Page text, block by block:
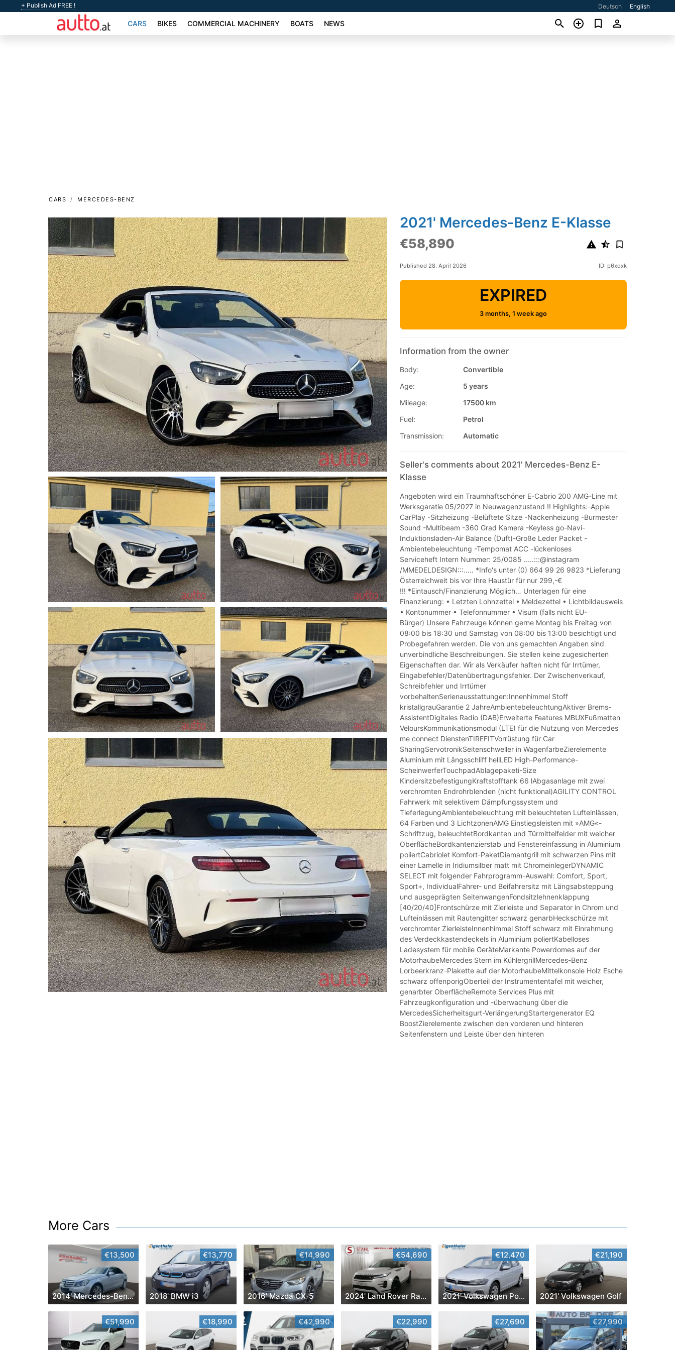
+ Publish Ad FREE ! Deutsch English
CARS BIKES COMMERCIAL MACHINERY BOATS NEWS
CARS MERCEDES-BENZ
2021' Mercedes-Benz E-Klasse
€58,890
Published 28. April 2026 ID: p6xqxk
EXPIRED
3 months, 1 week ago
Information from the owner
Body:
Convertible
Age:
5 years
Mileage:
17500 km
Fuel:
Petrol
Transmission:
Automatic
Seller's comments about 2021' Mercedes-Benz E-
Klasse
Angeboten wird ein Traumhaftschöner E-Cabrio 200 AMG-Line mit
Werksgaratie 05/2027 in Neuwagenzustand !! Highlights:-Apple
CarPlay -Sitzheizung -Belüftete Sitze -Nackenheizung -Burmester
Sound -Multibeam -360 Grad Kamera -Keyless go-Navi-
Induktionsladen-Air Balance (Duft)-Große Leder Packet -
Ambientebeleuchtung -Tempomat ACC -lückenloses
Serviceheft Intern Nummer: 25/0085 .....:::@instagram
/MMEDELDESIGN:::..... *Info's unter (0) 664 99 26 9823 *Lieferung
Österreichweit bis vor Ihre Haustür für nur 299,-€
!!! *Eintausch/Finanzierung Möglich… Unterlagen für eine
Finanzierung: • Letzten Lohnzettel • Meldezettel • Lichtbildausweis
• Kontonummer • Telefonnummer • Visum (falls nicht EU-
Bürger) Unsere Fahrzeuge können gerne Montag bis Freitag von
08:00 bis 18:30 und Samstag von 08:00 bis 13:00 besichtigt und
Probegefahren werden. Die von uns gemachten Angaben sind
unverbindliche Beschreibungen. Sie stellen keine zugesicherten
Eigenschaften dar. Wir als Verkäufer haften nicht für Irrtümer,
Eingabefehler/Datenübertragungsfehler. Der Zwischenverkauf,
Schreibfehler und Irrtümer
vorbehaltenSerienausstattungen:Innenhimmel Stoff
kristallgrauGarantie 2 JahreAmbientebeleuchtungAktiver Brems-
AssistentDigitales Radio (DAB)Erweiterte Features MBUXFußmatten
VeloursKommunikationsmodul (LTE) für die Nutzung von Mercedes
me connect DienstenTIREFITVorrüstung für Car
SharingServotronikSeitenschweller in WagenfarbeZierelemente
Aluminium mit Längsschliff hellLED High-Performance-
ScheinwerferTouchpadAblagepaketi-Size
KindersitzbefestigungKraftstofftank 66 lAbgasanlage mit zwei
verchromten Endrohrblenden (nicht funktional)AGILITY CONTROL
Fahrwerk mit selektivem Dämpfungssystem und
TieferlegungAmbientebeleuchtung mit beleuchteten Lufteinlässen,
64 Farben und 3 LichtzonenAMG Einstiegsleisten mit »AMG«-
Schriftzug, beleuchtetBordkanten und Türmittelfelder mit weicher
OberflächeBordkantenzierstab und Fenstereinfassung in Aluminium
poliertCabriolet Komfort-PaketDiamantgrill mit schwarzen Pins mit
einer Lamelle in Iridiumsilber matt mit ChromeinlegerDYNAMIC
SELECT mit folgender Fahrprogramm-Auswahl: Comfort, Sport,
Sport+, IndividualFahrer- und Beifahrersitz mit Längsabsteppung
und ausgeprägten SeitenwangenFondsitzlehnenklappung
[40/20/40]Frontschürze mit Zierleiste und Separator in Chrom und
Lufteinlässen mit Rautengitter schwarz genarbHeckschürze mit
verchromter ZierleisteInnenhimmel Stoff schwarz mit Einrahmung
des Verdeckkastendeckels in Aluminium poliertKabelloses
Ladesystem für mobile GeräteMarkante Powerdomes auf der
MotorhaubeMercedes Stern im KühlergrillMercedes-Benz
Lorbeerkranz-Plakette auf der MotorhaubeMittelkonsole Holz Esche
schwarz offenporigOberteil der Instrumententafel mit weicher,
genarbter OberflächeRemote Services Plus mit
Fahrzeugkonfiguration und -überwachung über die
MercedesSicherheitsgurt-VerlängerungStartergenerator EQ
BoostZierelemente zwischen den vorderen und hinteren
Seitenfenstern und Leiste über den hinteren
More Cars
€13,500
2014' Mercedes-Benz C-Klasse
€13,770
2018' BMW i3
€14,990
2016' Mazda CX-5
€54,690
2024' Land Rover Range Rover Evoque
€12,470
2021' Volkswagen Polo
€21,190
2021' Volkswagen Golf
€51,990 €18,990 €42,990 €22,990 €27,690 €27,990